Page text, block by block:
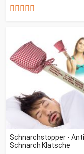
Schnarchstopper - Anti
Schnarch Klatsche